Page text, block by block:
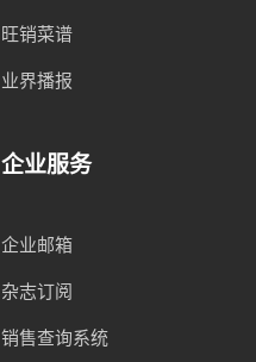
旺销菜谱
业界播报
企业服务
企业邮箱
杂志订阅
销售查询系统